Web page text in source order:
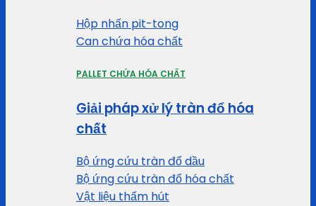
Hộp nhấn pit-tong
Can chứa hóa chất
PALLET CHỨA HÓA CHẤT
Giải pháp xử lý tràn đổ hóa
chất
Bộ ứng cứu tràn đổ dầu
Bộ ứng cứu tràn đổ hóa chất
Vật liệu thấm hút